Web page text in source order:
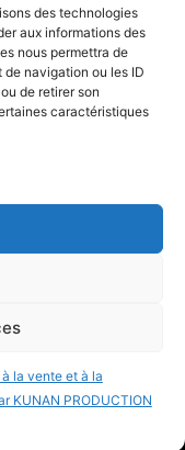
des technologies
aux informations des
nous permettra de
navigation ou les ID
de retirer son
caractéristiques
la vente et à la
KUNAN PRODUCTION
de Vente
(en beta)
DROITS